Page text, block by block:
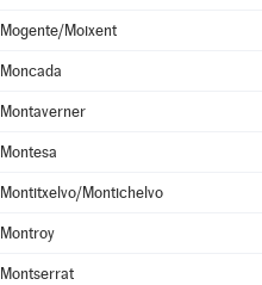
Mogente/Moixent
Moncada
Montaverner
Montesa
Montitxelvo/Montichelvo
Montroy
Montserrat